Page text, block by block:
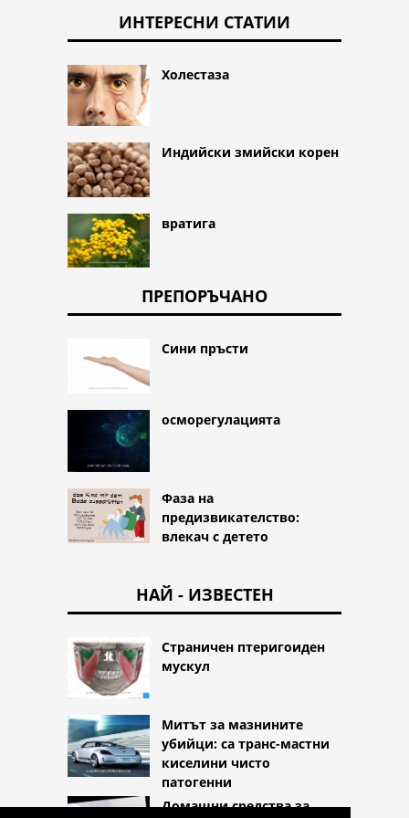
ИНТЕРЕСНИ СТАТИИ
Холестаза
Индийски змийски корен
вратига
ПРЕПОРЪЧАНО
Сини пръсти
осморегулацията
Фаза на
предизвикателство:
влекач с детето
НАЙ - ИЗВЕСТЕН
Страничен птеригоиден
мускул
Митът за мазнините
убийци: са транс-мастни
киселини чисто
патогенни
Домашни средства за